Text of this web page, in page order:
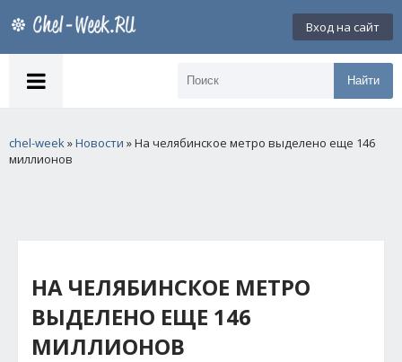
Вход на сайт
Найти
chel-week»Новости » На челябинское метро выделено еще 146
миллионов
НА ЧЕЛЯБИНСКОЕ МЕТРО
ВЫДЕЛЕНО ЕЩЕ 146
МИЛЛИОНОВ